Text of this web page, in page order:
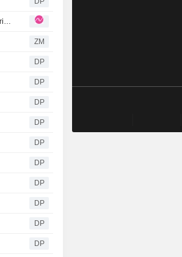
BMW: Ergebnis über Erwartung kaschiert schwaches Q2; H2 durch Restrukturierung belastet
ZM
DP
DP
DP
DP
DP
DP
DP
DP
DP
DP